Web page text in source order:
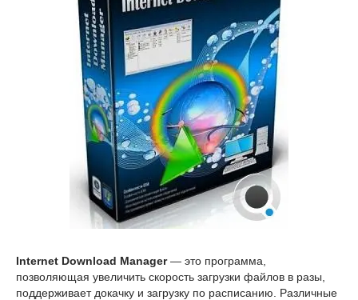
Internet Download Manager— это программа,
позволяющая увеличить скорость загрузки файлов в разы,
поддерживает докачку и загрузку по расписанию. Различные